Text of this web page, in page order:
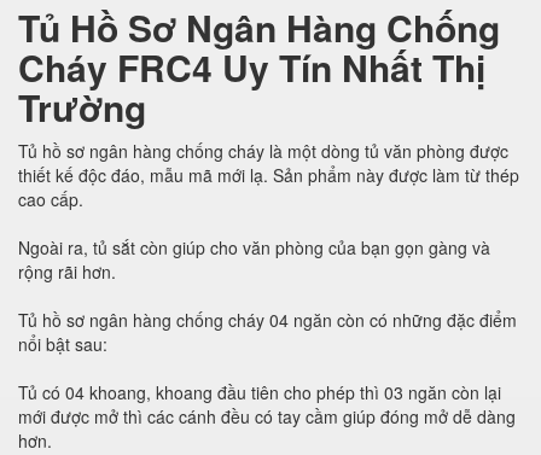
Tủ Hồ Sơ Ngân Hàng Chống
Cháy FRC4 Uy Tín Nhất Thị
Trường
Tủ hồ sơ ngân hàng chống cháy là một dòng tủ văn phòng được
thiết kế độc đáo, mẫu mã mới lạ. Sản phẩm này được làm từ thép
cao cấp.
Ngoài ra, tủ sắt còn giúp cho văn phòng của bạn gọn gàng và
rộng rãi hơn.
Tủ hồ sơ ngân hàng chống cháy 04 ngăn còn có những đặc điểm
nổi bật sau:
Tủ có 04 khoang, khoang đầu tiên cho phép thì 03 ngăn còn lại
mới được mở thì các cánh đều có tay cầm giúp đóng mở dễ dàng
hơn.